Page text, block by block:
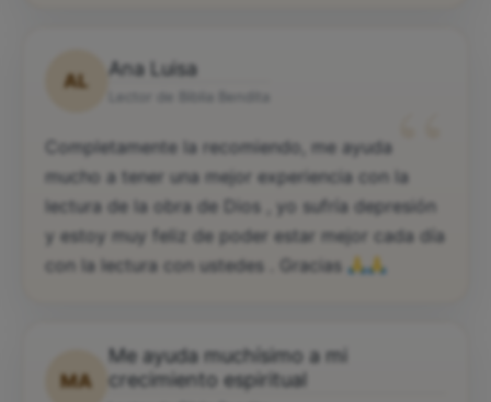
AL
Ana Luisa
“
Completamente la recomiendo, me ayuda
mucho a tener una mejor experiencia con la
lectura de la obra de Dios , yo sufría depresión
y estoy muy feliz de poder estar mejor cada día
con la lectura con ustedes . Gracias
MA
Me ayuda muchísimo a mi
crecimiento espiritual